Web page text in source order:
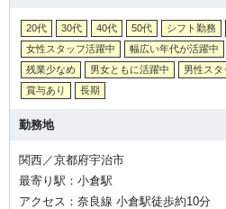
20代 30代 40代 50代 シフト勤務
女性スタッフ活躍中
幅広い年代が活躍中
残業少なめ
男女ともに活躍中 男性スタ
賞与あり
長期
勤務地
関西／京都府宇治市
最寄り駅：小倉駅
アクセス：奈良線 小倉駅徒歩約10分